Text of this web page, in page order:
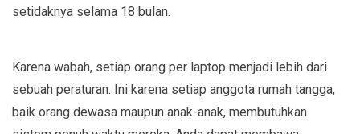
setidaknya selama 18 bulan.
Karena wabah, setiap orang per laptop menjadi lebih dari
sebuah peraturan. Ini karena setiap anggota rumah tangga,
baik orang dewasa maupun anak-anak, membutuhkan